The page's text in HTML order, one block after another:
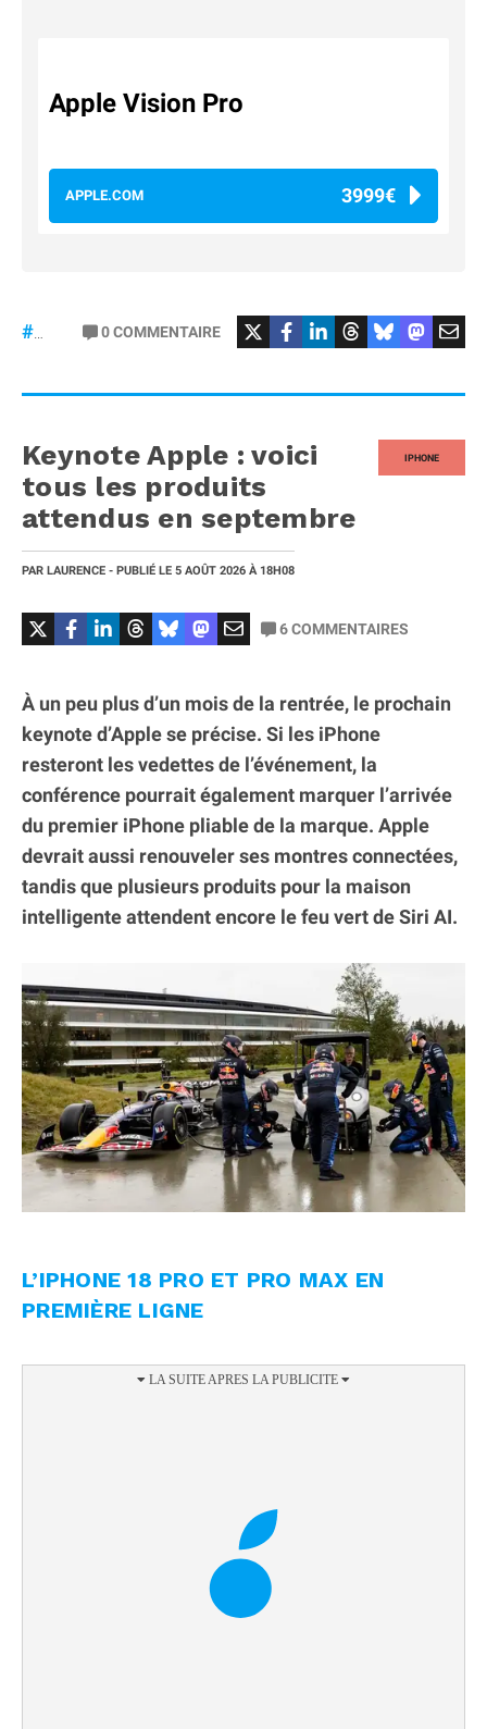
Apple Vision Pro
APPLE.COM 3999€
0COMMENTAIRE
IPHONE
Keynote Apple : voici
tous les produits
attendus en septembre
PAR LAURENCE - PUBLIÉ LE 5 AOÛT 2026 À 18H08
6COMMENTAIRES
À un peu plus d’un mois de la rentrée, le prochain
keynote d’Apple se précise. Si les iPhone
resteront les vedettes de l’événement, la
conférence pourrait également marquer l’arrivée
du premier iPhone pliable de la marque. Apple
devrait aussi renouveler ses montres connectées,
tandis que plusieurs produits pour la maison
intelligente attendent encore le feu vert de Siri AI.
L’IPHONE 18 PRO ET PRO MAX EN
PREMIÈRE LIGNE